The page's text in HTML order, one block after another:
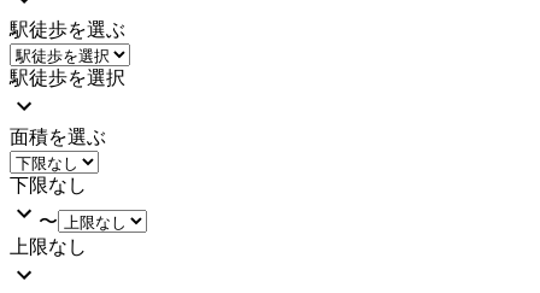
駅徒歩を選ぶ
駅徒歩を選択
面積を選ぶ
下限なし
〜
上限なし